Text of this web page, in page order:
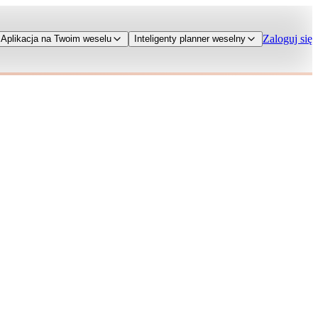
Aplikacja na Twoim weselu Inteligenty planner weselny Zaloguj się